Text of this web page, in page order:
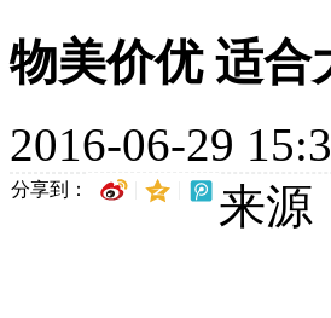
物美价优 适
2016-06-29
分享到： 来源